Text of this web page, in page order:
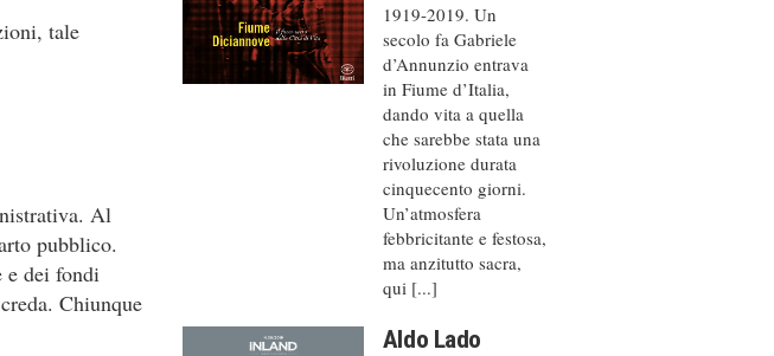
tale
Al
pubblico.
e dei fondi
Chiunque
1919-2019. Un
secolo fa Gabriele
d’Annunzio entrava
in Fiume d’Italia,
dando vita a quella
che sarebbe stata una
rivoluzione durata
cinquecento giorni.
Un’atmosfera
febbricitante e festosa,
ma anzitutto sacra,
qui [...]
Aldo Lado